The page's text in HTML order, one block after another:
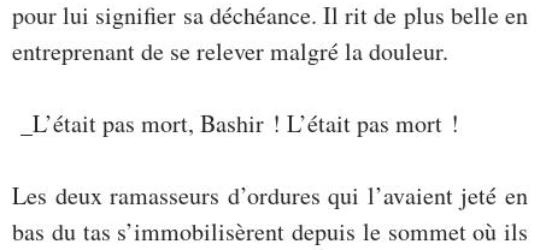
pour lui signifier sa déchéance. Il rit de plus belle en
entreprenant de se relever malgré la douleur.
_L’était pas mort, Bashir ! L’était pas mort !
Les deux ramasseurs d’ordures qui l’avaient jeté en
bas du tas s’immobilisèrent depuis le sommet où ils